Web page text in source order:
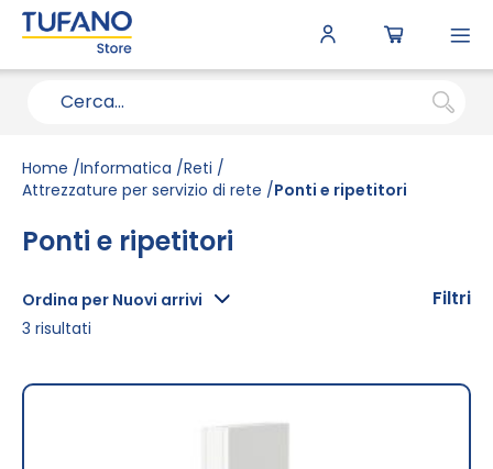
Home Informatica Reti
Attrezzature per servizio di rete
Ponti e ripetitori
Ponti e ripetitori
Ordina per Nuovi arrivi
3 risultati
Filtri